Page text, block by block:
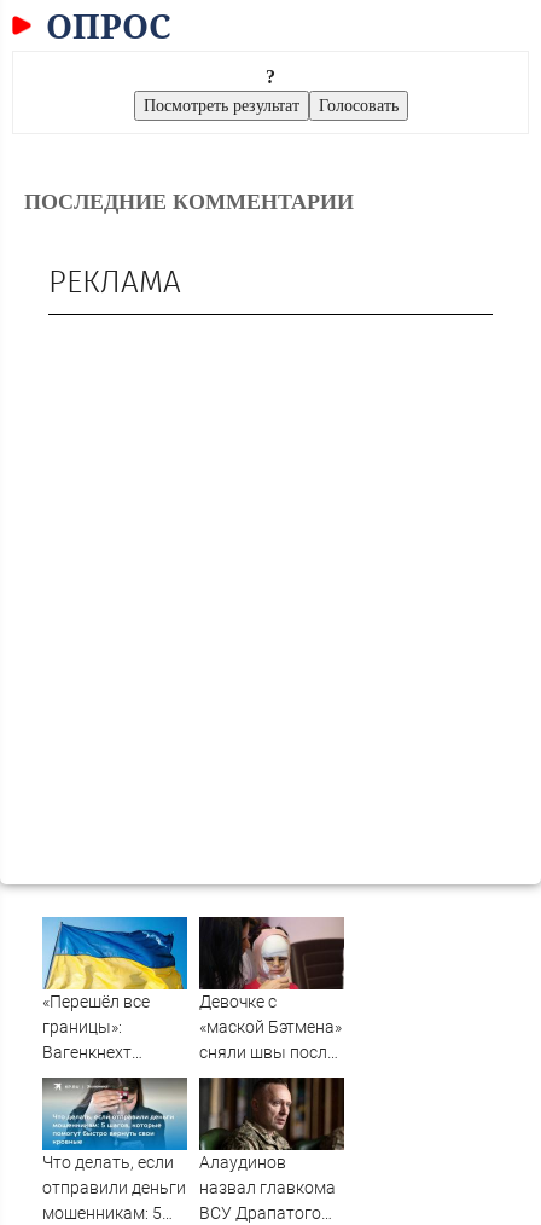
ОПРОС
?
ПОСЛЕДНИЕ КОММЕНТАРИИ
РЕКЛАМА
«Перешёл все
границы»:
Вагенкнехт
жёстко ответила
послу Украины
Девочке с
«маской Бэтмена»
сняли швы после
последней
операции
Что делать, если
отправили деньги
мошенникам: 5
Алаудинов
назвал главкома
ВСУ Драпатого